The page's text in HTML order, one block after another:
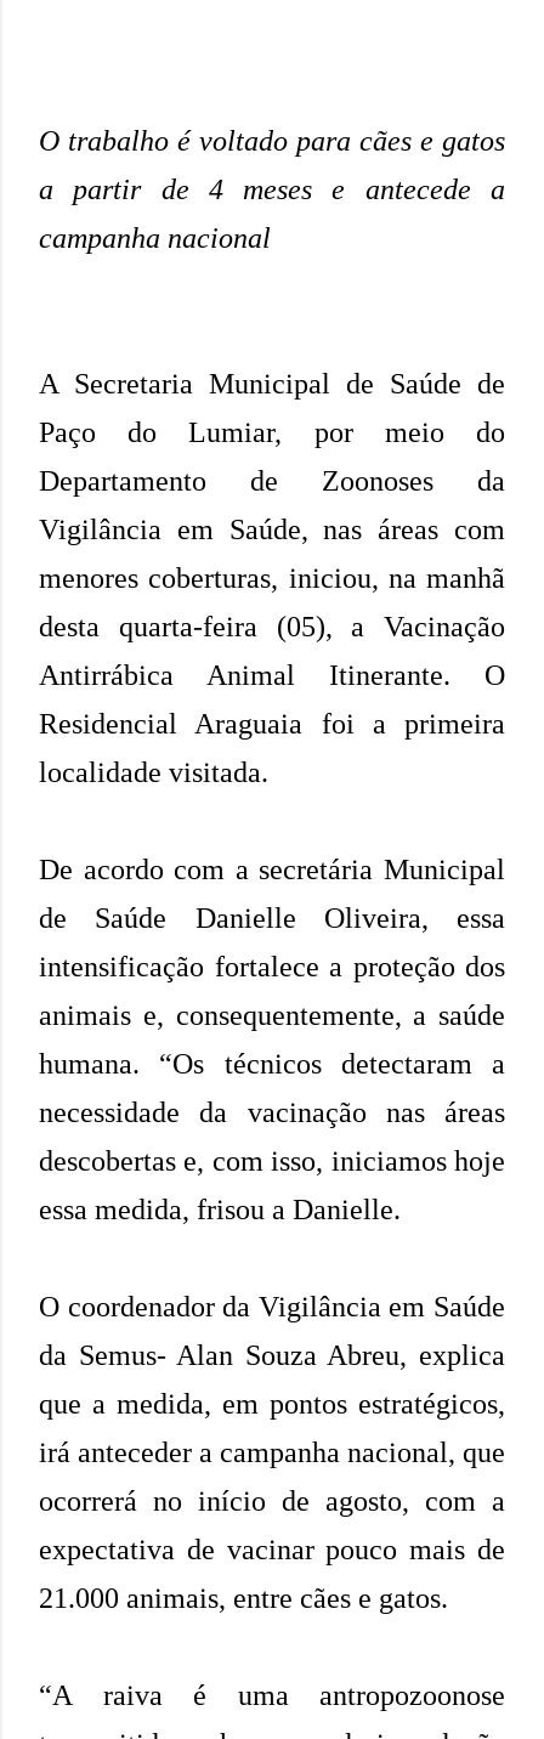
O trabalho é voltado para cães e gatos
a partir de 4 meses e antecede a
campanha nacional
A Secretaria Municipal de Saúde de
Paço do Lumiar, por meio do
Departamento de Zoonoses da
Vigilância em Saúde, nas áreas com
menores coberturas, iniciou, na manhã
desta quarta-feira (05), a Vacinação
Antirrábica Animal Itinerante. O
Residencial Araguaia foi a
primeira
localidade visitada.
De acordo com a secretária Municipal
de Saúde Danielle Oliveira, essa
intensificação fortalece a proteção dos
animais e, consequentemente, a saúde
humana. “Os técnicos detectaram a
necessidade da vacinação nas áreas
descobertas e, com isso, iniciamos hoje
essa medida, frisou a Danielle.
O coordenador da Vigilância em Saúde
da Semus- Alan Souza Abreu, explica
que a medida, em pontos estratégicos,
irá anteceder a campanha nacional, que
ocorrerá no início de agosto, com a
expectativa de vacinar pouco mais de
21.000 animais, entre cães e gatos.
“A raiva é uma antropozoonose